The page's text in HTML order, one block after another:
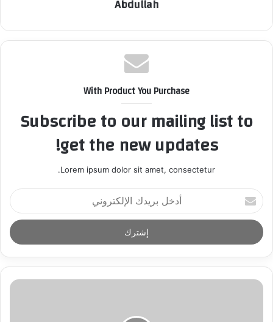
Abdullah
With Product You Purchase
Subscribe to our mailing list to
get the new updates!
Lorem ipsum dolor sit amet, consectetur.
أ
د
خ
ل
ر
د